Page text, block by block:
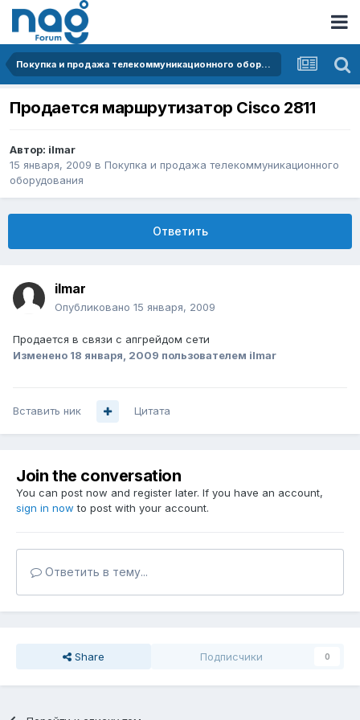
Покупка и продажа телекоммуникационного оборудования
Продается маршрутизатор Cisco 2811
Автор: ilmar
15 января, 2009 в Покупка и продажа телекоммуникационного
оборудования
Ответить
ilmar
Опубликовано 15 января, 2009
Продается в связи с апгрейдом сети
Изменено 18 января, 2009 пользователем ilmar
Вставить ник Цитата
Join the conversation
You can post now and register later. If you have an account,
sign in now to post with your account.
Ответить в тему...
Share Подписчики 0